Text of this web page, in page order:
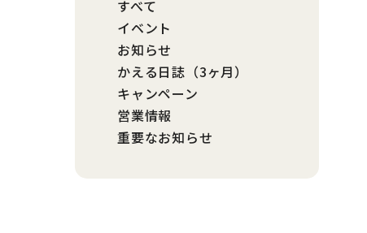
すべて
イベント
お知らせ
かえる日誌（3ヶ月）
キャンペーン
営業情報
重要なお知らせ